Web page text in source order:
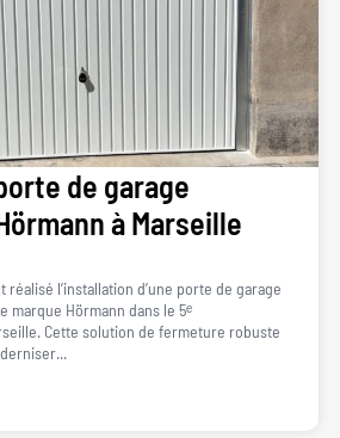
de garage
à Marseille
l’installation d’une porte de garage
marque Hörmann dans le 5ᵉ
Cette solution de fermeture robuste